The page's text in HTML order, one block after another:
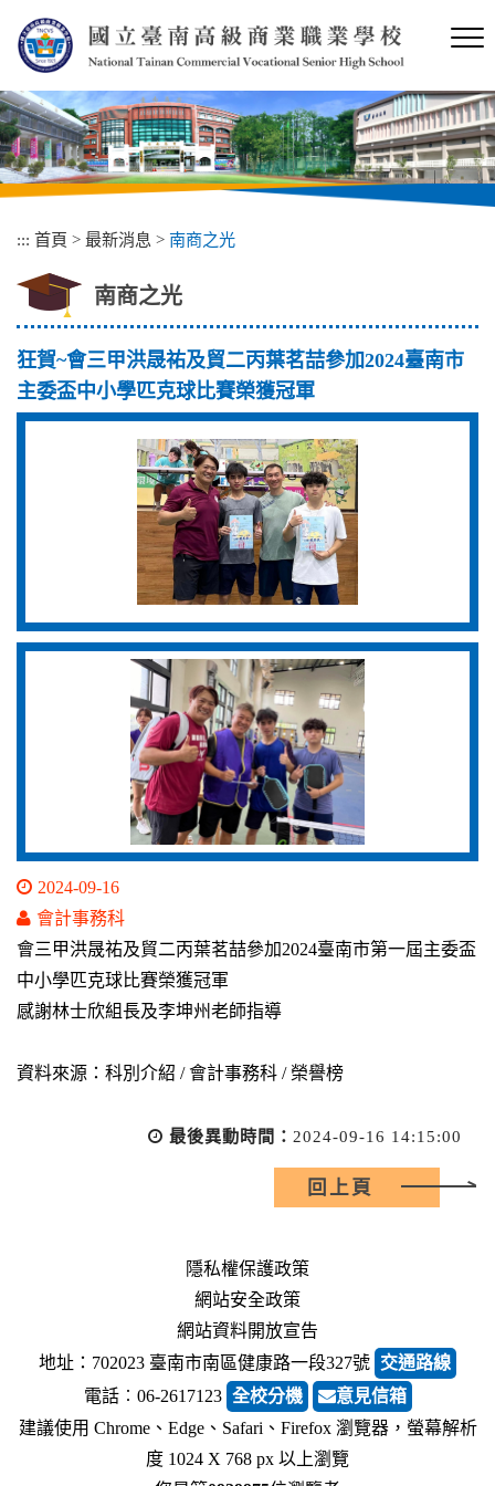
內
容
區
塊
::: 首頁 > 最新消息 > 南商之光
南商之光
狂賀~會三甲洪晟祐及貿二丙葉茗喆參加2024臺南市
主委盃中小學匹克球比賽榮獲冠軍
2024-09-16
會計事務科
會三甲洪晟祐及貿二丙葉茗喆參加2024臺南市第一屆主委盃
中小學匹克球比賽榮獲冠軍
感謝林士欣組長及李坤州老師指導
資料來源：科別介紹 / 會計事務科 / 榮譽榜
最後異動時間： 2024-09-16 14:15:00
回上頁
隱私權保護政策
網站安全政策
網站資料開放宣告
地址：702023 臺南市南區健康路一段327號 交通路線
電話︰06-2617123 全校分機
意見信箱
建議使用 Chrome、Edge、Safari、Firefox 瀏覽器，螢幕解析
度 1024 X 768 px 以上瀏覽